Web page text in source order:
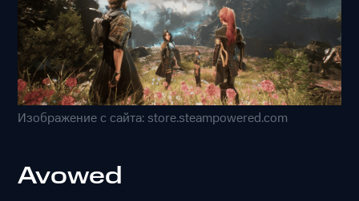
Изображение с сайта: store.steampowered.com
Avowed